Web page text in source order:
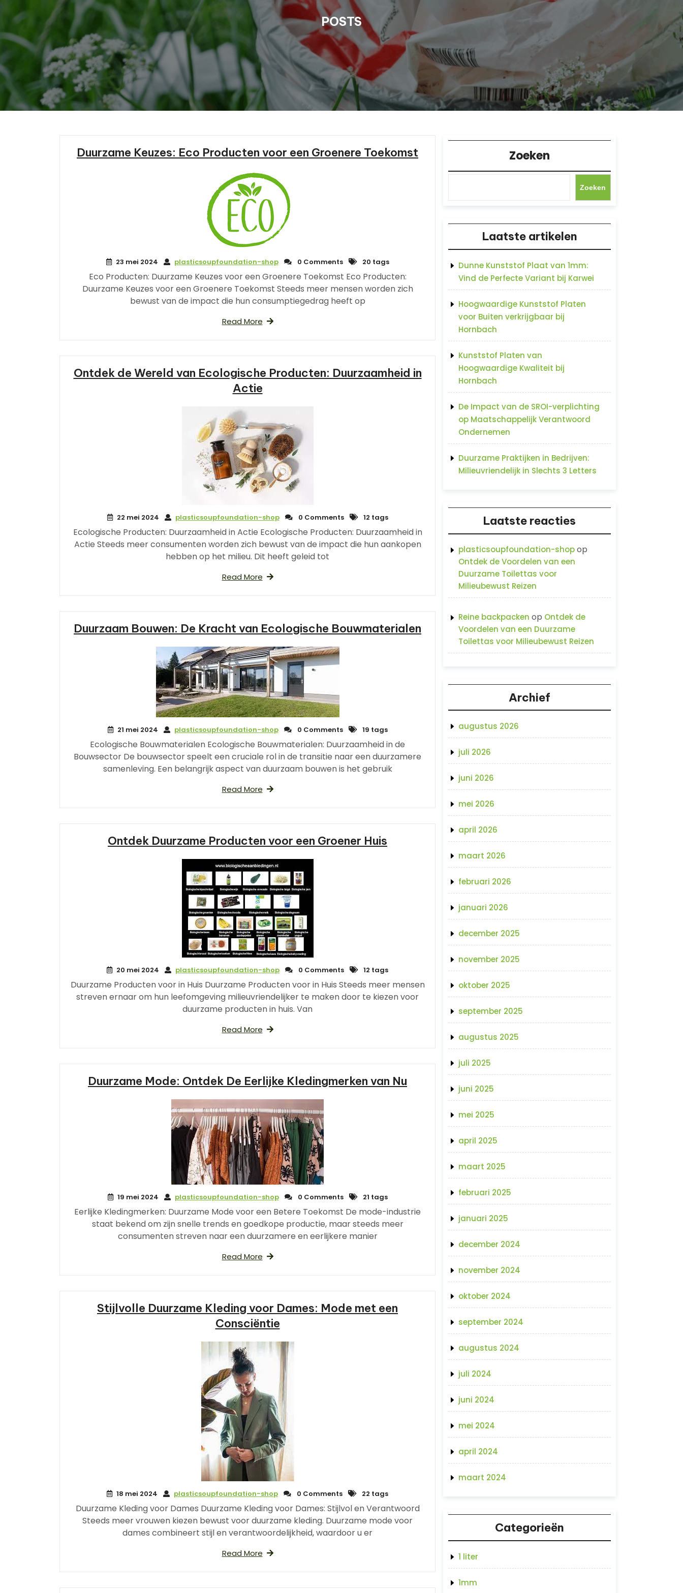
POSTS
Duurzame Keuzes: Eco Producten voor een Groenere Toekomst
23 mei 2024 plasticsoupfoundation-shop 0 Comments 20 tags
Eco Producten: Duurzame Keuzes voor een Groenere Toekomst Eco Producten:
Duurzame Keuzes voor een Groenere Toekomst Steeds meer mensen worden zich
bewust van de impact die hun consumptiegedrag heeft op
Read More
Ontdek de Wereld van Ecologische Producten: Duurzaamheid in
Actie
22 mei 2024 plasticsoupfoundation-shop 0 Comments 12 tags
Ecologische Producten: Duurzaamheid in Actie Ecologische Producten: Duurzaamheid in
Actie Steeds meer consumenten worden zich bewust van de impact die hun aankopen
hebben op het milieu. Dit heeft geleid tot
Read More
Duurzaam Bouwen: De Kracht van Ecologische Bouwmaterialen
21 mei 2024 plasticsoupfoundation-shop 0 Comments 19 tags
Ecologische Bouwmaterialen Ecologische Bouwmaterialen: Duurzaamheid in de
Bouwsector De bouwsector speelt een cruciale rol in de transitie naar een duurzamere
samenleving. Een belangrijk aspect van duurzaam bouwen is het gebruik
Read More
Ontdek Duurzame Producten voor een Groener Huis
20 mei 2024 plasticsoupfoundation-shop 0 Comments 12 tags
Duurzame Producten voor in Huis Duurzame Producten voor in Huis Steeds meer mensen
streven ernaar om hun leefomgeving milieuvriendelijker te maken door te kiezen voor
duurzame producten in huis. Van
Read More
Duurzame Mode: Ontdek De Eerlijke Kledingmerken van Nu
19 mei 2024 plasticsoupfoundation-shop 0 Comments 21 tags
Eerlijke Kledingmerken: Duurzame Mode voor een Betere Toekomst De mode-industrie
staat bekend om zijn snelle trends en goedkope productie, maar steeds meer
consumenten streven naar een duurzamere en eerlijkere manier
Read More
Stijlvolle Duurzame Kleding voor Dames: Mode met een
Consciëntie
18 mei 2024 plasticsoupfoundation-shop 0 Comments 22 tags
Duurzame Kleding voor Dames Duurzame Kleding voor Dames: Stijlvol en Verantwoord
Steeds meer vrouwen kiezen bewust voor duurzame kleding. Duurzame mode voor
dames combineert stijl en verantwoordelijkheid, waardoor u er
Read More
Zoeken
Zoeken
Laatste artikelen
Dunne Kunststof Plaat van 1mm:
Vind de Perfecte Variant bij Karwei
Hoogwaardige Kunststof Platen
voor Buiten verkrijgbaar bij
Hornbach
Kunststof Platen van
Hoogwaardige Kwaliteit bij
Hornbach
De Impact van de SROI-verplichting
op Maatschappelijk Verantwoord
Ondernemen
Duurzame Praktijken in Bedrijven:
Milieuvriendelijk in Slechts 3 Letters
Laatste reacties
plasticsoupfoundation-shopop
Ontdek de Voordelen van een
Duurzame Toilettas voor
Milieubewust Reizen
Reine backpacken op Ontdek de
Voordelen van een Duurzame
Toilettas voor Milieubewust Reizen
Archief
augustus 2026
juli 2026
juni 2026
mei 2026
april 2026
maart 2026
februari 2026
januari 2026
december 2025
november 2025
oktober 2025
september 2025
augustus 2025
juli 2025
juni 2025
mei 2025
april 2025
maart 2025
februari 2025
januari 2025
december 2024
november 2024
oktober 2024
september 2024
augustus 2024
juli 2024
juni 2024
mei 2024
april 2024
maart 2024
Categorieën
1 liter
1mm